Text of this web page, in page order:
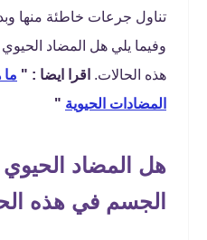
تناول جرعات خاطئة منها
وفيما يلي هل المضاد
هذه الحالات. اقرا ايضا : " ما
المضادات الحيوية "
هل المضاد
الجسم في هذه